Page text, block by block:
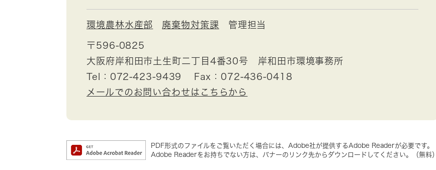
環境農林水産部 廃棄物対策課 管理担当
〒596-0825
大阪府岸和田市土生町二丁目4番30号 岸和田市環境事務所
Tel：072-423-9439
Fax：072-436-0418
メールでのお問い合わせはこちらから
PDF形式のファイルをご覧いただく場合には、Adobe社が提供するAdobe Readerが必要です。
Adobe Readerをお持ちでない方は、バナーのリンク先からダウンロードしてください。（無料）